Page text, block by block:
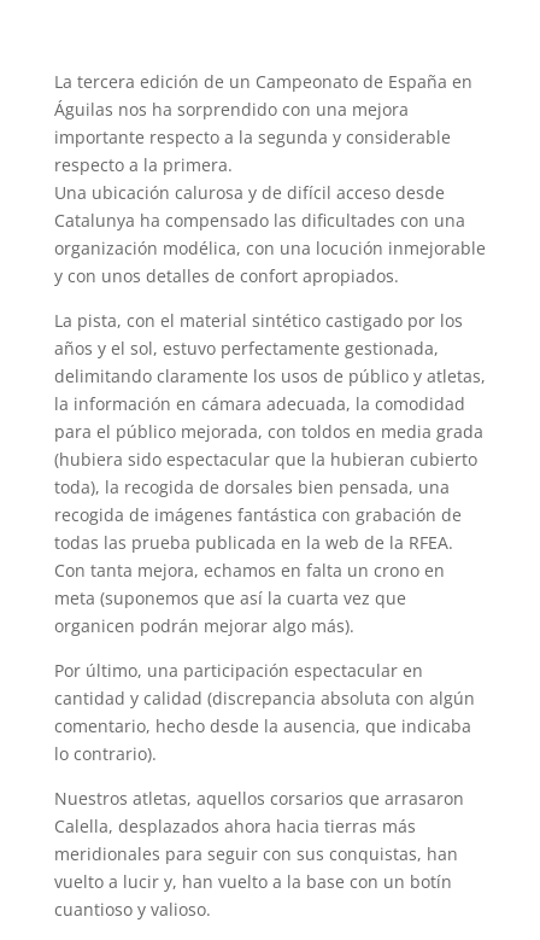
La tercera edición de un Campeonato de España en
Águilas nos ha sorprendido con una mejora
importante respecto a la segunda y considerable
respecto a la primera.
Una ubicación calurosa y de difícil acceso desde
Catalunya ha compensado las dificultades con una
organización modélica, con una locución inmejorable
y con unos detalles de confort apropiados.
La pista, con el material sintético castigado por los
años y el sol, estuvo perfectamente gestionada,
delimitando claramente los usos de público y atletas,
la información en cámara adecuada, la comodidad
para el público mejorada, con toldos en media grada
(hubiera sido espectacular que la hubieran cubierto
toda), la recogida de dorsales bien pensada, una
recogida de imágenes fantástica con grabación de
todas las prueba publicada en la web de la RFEA.
Con tanta mejora, echamos en falta un crono en
meta (suponemos que así la cuarta vez que
organicen podrán mejorar algo más).
Por último, una participación espectacular en
cantidad y calidad (discrepancia absoluta con algún
comentario, hecho desde la ausencia, que indicaba
lo contrario).
Nuestros atletas, aquellos corsarios que arrasaron
Calella, desplazados ahora hacia tierras más
meridionales para seguir con sus conquistas, han
vuelto a lucir y, han vuelto a la base con un botín
cuantioso y valioso.